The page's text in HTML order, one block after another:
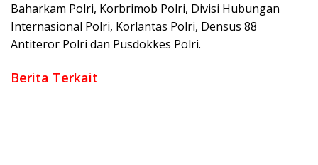
Baharkam Polri, Korbrimob Polri, Divisi Hubungan
Internasional Polri, Korlantas Polri, Densus 88
Antiteror Polri dan Pusdokkes Polri.
Berita Terkait